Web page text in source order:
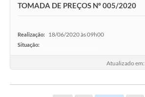
TOMADA DE PREÇOS Nº 005/2020
Realização: 18/06/2020 às 09h00
Situação:
Atualizado